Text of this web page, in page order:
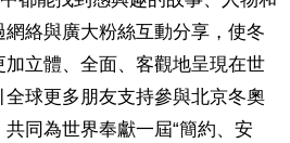
網絡與廣大粉絲互動分享，使冬
加立體、全面、客觀地呈現在世
全球更多朋友支持參與北京冬奧
同為世界奉獻一屆“簡約、安